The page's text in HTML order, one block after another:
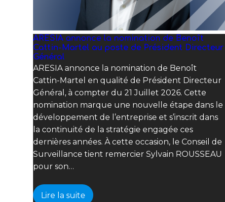
ARESIA annonce la nomination de Benoît
Cattin-Martel au poste de Président Directeur
Général
ARESIA annonce la nomination de Benoît
Cattin-Martel en qualité de Président Directeur
Général, à compter du 21 Juillet 2026. Cette
nomination marque une nouvelle étape dans le
développement de l’entreprise et s’inscrit dans
la continuité de la stratégie engagée ces
dernières années. À cette occasion, le Conseil de
Surveillance tient remercier Sylvain ROUSSEAU
pour son…
Lire la suite